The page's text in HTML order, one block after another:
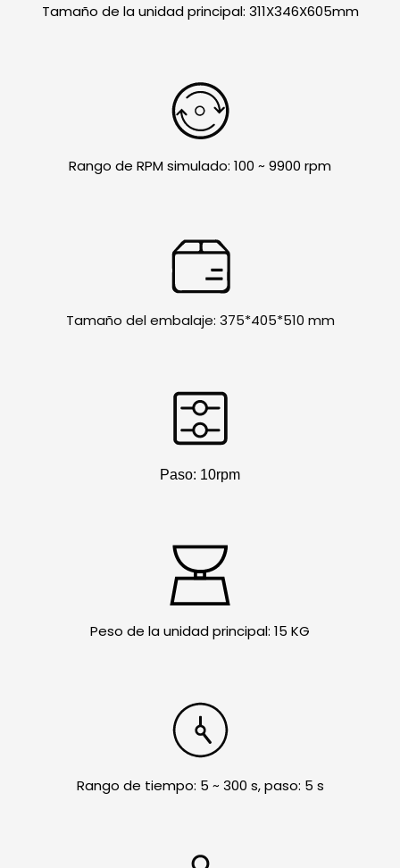
Tamaño de la unidad principal: 311X346X605mm
Rango de RPM simulado: 100 ~ 9900 rpm
Tamaño del embalaje: 375*405*510 mm
Paso: 10rpm
Peso de la unidad principal: 15 KG
Rango de tiempo: 5 ~ 300 s, paso: 5 s